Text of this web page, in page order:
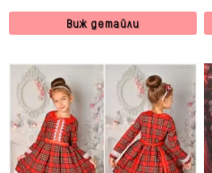
Виж детайли